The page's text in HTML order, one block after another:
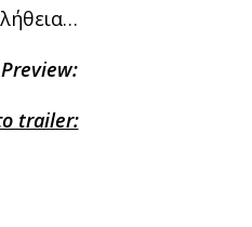
trailer: